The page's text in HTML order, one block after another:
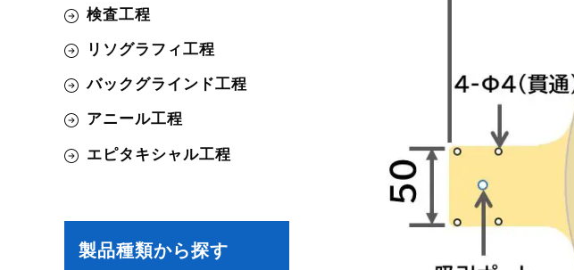
検査工程
リソグラフィ工程
バックグラインド工程
アニール工程
エピタキシャル工程
製品種類から探す